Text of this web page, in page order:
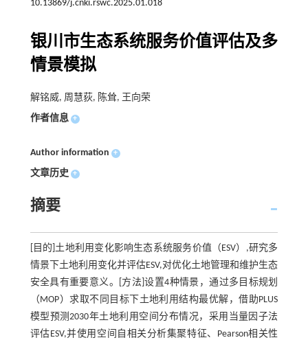
10.13869/j.cnki.rswc.2025.01.018
银川市生态系统服务价值评估及多
情景模拟
解铭威, 周慧荻, 陈耸, 王向荣
作者信息 +
Author information +
文章历史 +
摘要
[目的]土地利用变化影响生态系统服务价值（ESV）,研究多
情景下土地利用变化并评估ESV,对优化土地管理和维护生态
安全具有重要意义。[方法]设置4种情景，通过多目标规划
（MOP）求取不同目标下土地利用结构最优解，借助PLUS
模型预测2030年土地利用空间分布情况，采用当量因子法
评估ESV,并使用空间自相关分析集聚特征、Pearson相关性